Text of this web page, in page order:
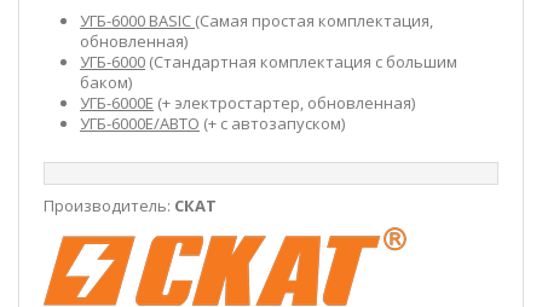
УГБ-6000 BASIC (Самая простая комплектация,
обновленная)
УГБ-6000 (Стандартная комплектация с большим
баком)
УГБ-6000Е (+ электростартер, обновленная)
УГБ-6000Е/АВТО (+ с автозапуском)
Производитель: СКАТ